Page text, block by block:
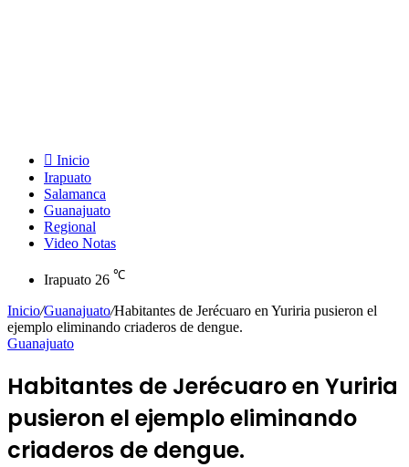
Inicio
Irapuato
Salamanca
Guanajuato
Regional
Video Notas
Irapuato 26 ℃
Inicio/Guanajuato/Habitantes de Jerécuaro en Yuriria pusieron el
ejemplo eliminando criaderos de dengue.
Guanajuato
Habitantes de Jerécuaro en Yuriria
pusieron el ejemplo eliminando
criaderos de dengue.